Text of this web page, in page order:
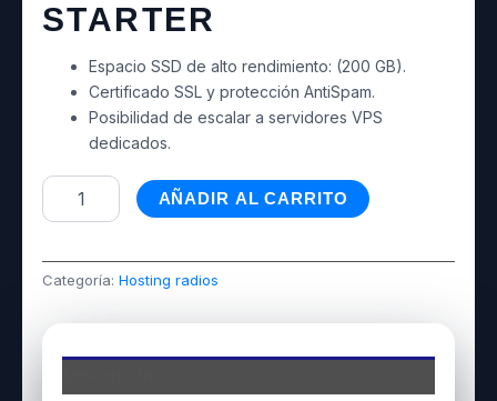
STARTER
Espacio SSD de alto rendimiento: (200 GB).
Certificado SSL y protección AntiSpam.
Posibilidad de escalar a servidores VPS
dedicados.
AÑADIR AL CARRITO
Categoría: Hosting radios